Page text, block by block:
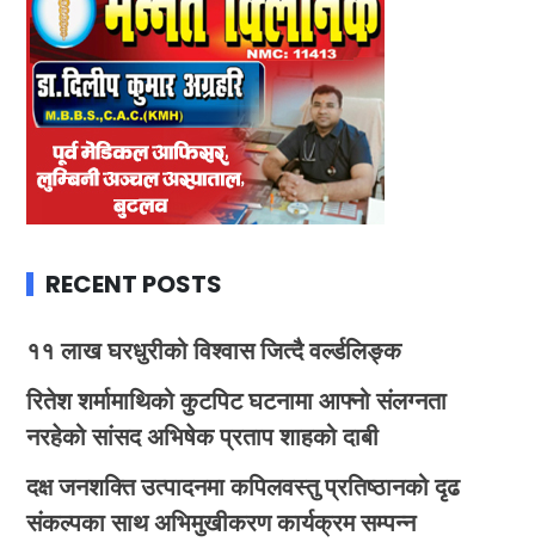
RECENT POSTS
११ लाख घरधुरीको विश्वास जित्दै वर्ल्डलिङ्क
रितेश शर्मामाथिको कुटपिट घटनामा आफ्नो संलग्नता
नरहेको सांसद अभिषेक प्रताप शाहको दाबी
दक्ष जनशक्ति उत्पादनमा कपिलवस्तु प्रतिष्ठानको दृढ
संकल्पका साथ अभिमुखीकरण कार्यक्रम सम्पन्न